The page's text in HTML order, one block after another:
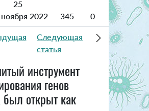
25
ноября 2022
345 0
Следующая
статья
инструмент
генов
был открыт как